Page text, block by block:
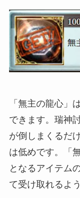
「無主の龍心」
できます。瑞神
が倒しまくるだ
は低めです。「
となるアイテム
て受け取れるよ